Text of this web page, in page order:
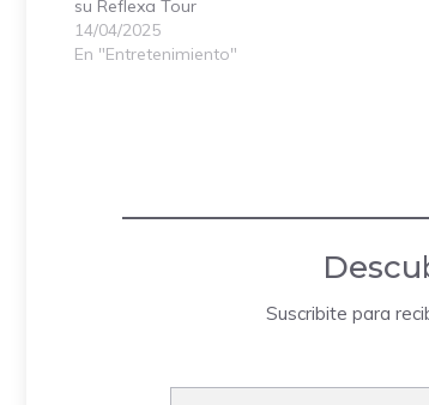
su Reflexa Tour
14/04/2025
En "Entretenimiento"
Suscribite para
Escribí tu correo electrónico…